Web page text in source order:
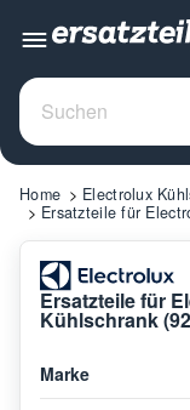
Home
Electrolux
Ersatzteile für
Ersatzteile für
Kühlschrank
Marke